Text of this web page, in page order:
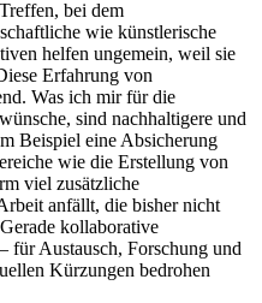
bei dem
wie künstlerische
helfen ungemein, weil sie
Erfahrung von
Was ich mir für die
sind nachhaltigere und
Beispiel eine Absicherung
wie die Erstellung von
viel zusätzliche
anfällt, die bisher nicht
kollaborative
für Austausch, Forschung und
Kürzungen bedrohen